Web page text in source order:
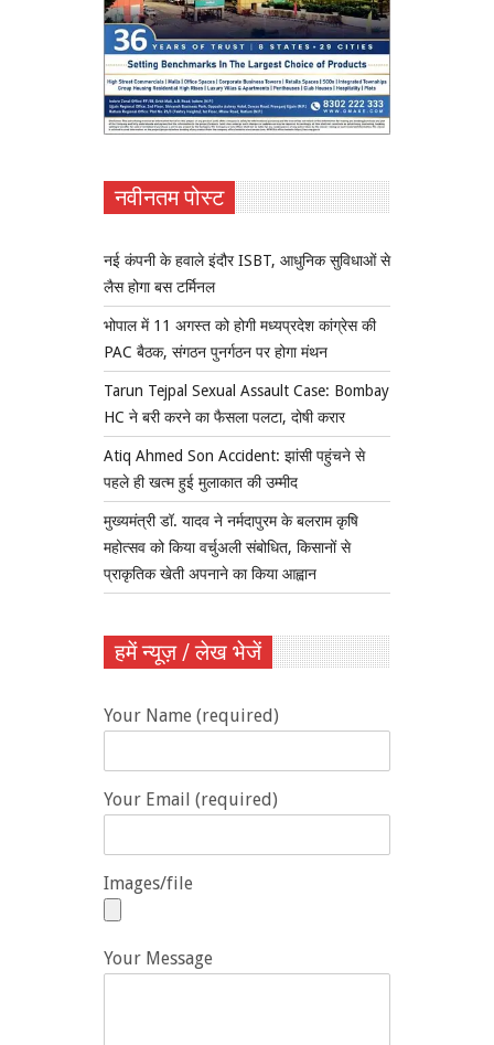
नवीनतम पोस्ट
नई कंपनी के हवाले इंदौर ISBT, आधुनिक सुविधाओं से
लैस होगा बस टर्मिनल
भोपाल में 11 अगस्त को होगी मध्यप्रदेश कांग्रेस की
PAC बैठक, संगठन पुनर्गठन पर होगा मंथन
Tarun Tejpal Sexual Assault Case: Bombay
HC ने बरी करने का फैसला पलटा, दोषी करार
Atiq Ahmed Son Accident: झांसी पहुंचने से
पहले ही खत्म हुई मुलाकात की उम्मीद
मुख्यमंत्री डॉ. यादव ने नर्मदापुरम के बलराम कृषि
महोत्सव को किया वर्चुअली संबोधित, किसानों से
प्राकृतिक खेती अपनाने का किया आह्वान
हमें न्यूज़ / लेख भेजें
Your Name (required)
Your Email (required)
Images/file
Your Message